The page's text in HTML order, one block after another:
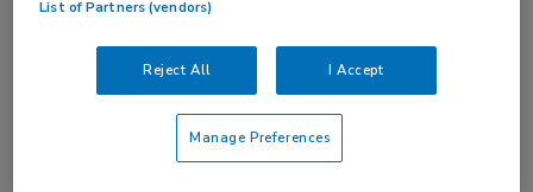
mogelijkheden van zorg op afstand bij deze
specifieke patiëntenpopulatie. “In de afgelopen 2
jaar heeft iedereen wel wat ervaring opgedaan met
zorg op afstand”, benoemt Van Enst. “Sommige
dermatologen zijn er nog steeds veel mee bezig, en
List of Partners (vendors)
Reject All I Accept
Manage Preferences